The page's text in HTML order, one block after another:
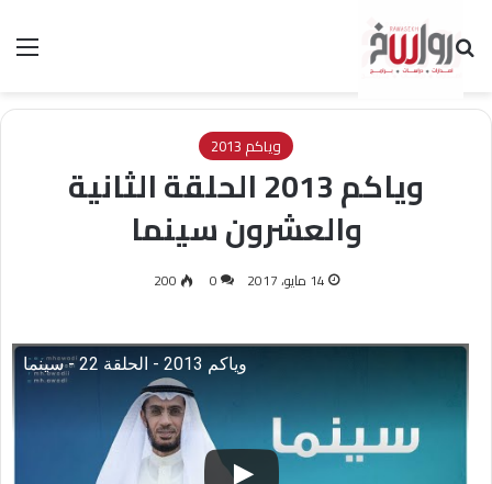
بحث عن
وياكم 2013
وياكم 2013 الحلقة الثانية
والعشرون سينما
14 مايو، 2017 0
200
وياكم 2013 - الحلقة 22 - سينما